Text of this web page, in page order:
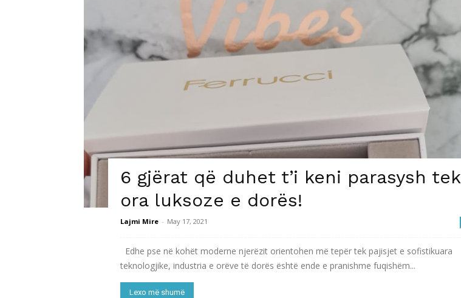
6 gjërat që duhet t’i keni parasysh tek
ora luksoze e dorës!
Lajmi Mire - May 17, 2021
Edhe pse në kohët moderne njerëzit orientohen më tepër tek pajisjet e sofistikuara
teknologjike, industria e orëve të dorës është ende e pranishme fuqishëm...
Lexo më shumë